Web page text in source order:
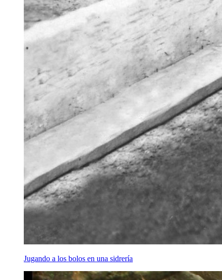
Jugando a los bolos en una sidrería